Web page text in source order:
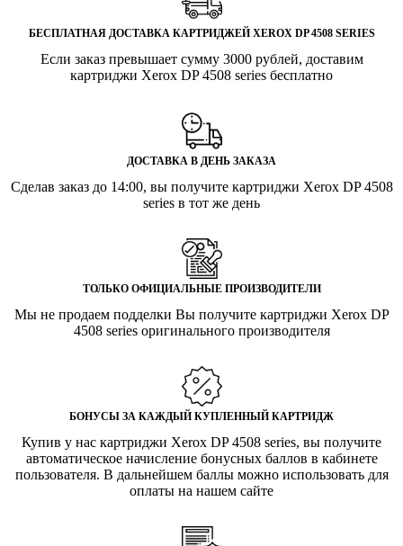
БЕСПЛАТНАЯ ДОСТАВКА КАРТРИДЖЕЙ XEROX DP 4508 SERIES
Если заказ превышает сумму 3000 рублей, доставим
картриджи Xerox DP 4508 series бесплатно
ДОСТАВКА В ДЕНЬ ЗАКАЗА
Сделав заказ до 14:00, вы получите картриджи Xerox DP 4508
series в тот же день
ТОЛЬКО ОФИЦИАЛЬНЫЕ ПРОИЗВОДИТЕЛИ
Мы не продаем подделки Вы получите картриджи Xerox DP
4508 series оригинального производителя
БОНУСЫ ЗА КАЖДЫЙ КУПЛЕННЫЙ КАРТРИДЖ
Купив у нас картриджи Xerox DP 4508 series, вы получите
автоматическое начисление бонусных баллов в кабинете
пользователя. В дальнейшем баллы можно использовать для
оплаты на нашем сайте